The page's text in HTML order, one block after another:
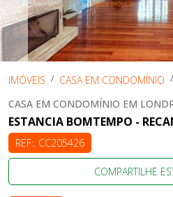
IMÓVEIS CASA EM CONDOMÍNIO
CASA EM CONDOMÍNIO EM
ESTANCIA BOMTEMPO -
REF:. CC205426
COMPARTILHE